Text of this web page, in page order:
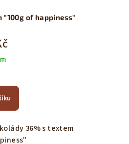
of happiness"
36% s textem